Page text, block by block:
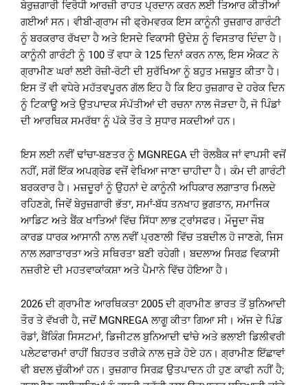
ਬੇਰੁਜ਼ਗਾਰੀ ਵਿਰੋਧੀ ਆਰਜ਼ੀ ਰਾਹਤ ਪ੍ਰਦਾਨ ਕਰਨ ਲਈ ਤਿਆਰ ਕੀਤੀਆਂ
ਗਈਆਂ ਸਨ। ਵੀਬੀ-ਗ੍ਰਾਮ ਜੀ ਫ੍ਰੇਮਵਰਕ ਇਸ ਕਾਨੂੰਨੀ ਰੁਜ਼ਗਾਰ ਗਾਰੰਟੀ
ਨੂੰ ਬਰਕਰਾਰ ਰੱਖਦਾ ਹੈ ਅਤੇ ਇਸਦੇ ਵਿਕਾਸੀ ਉਦੇਸ਼ ਨੂੰ ਵਿਸਤਾਰ ਦਿੰਦਾ ਹੈ।
ਕਾਨੂੰਨੀ ਗਾਰੰਟੀ ਨੂੰ 100 ਤੋਂ ਵਧਾ ਕੇ 125 ਦਿਨਾਂ ਕਰਨ ਨਾਲ, ਇਸ ਐਕਟ ਨੇ
ਗ੍ਰਾਮੀਣ ਘਰਾਂ ਲਈ ਰੋਜ਼ੀ-ਰੋਟੀ ਦੀ ਸੁਰੱਖਿਆ ਨੂੰ ਬਹੁਤ ਮਜ਼ਬੂਤ ਕੀਤਾ ਹੈ।
ਇਸ ਤੋਂ ਵੀ ਵਧੇਰੇ ਮਹੱਤਵਪੂਰਨ ਗੱਲ ਇਹ ਹੈ ਕਿ ਇਹ ਰੁਜ਼ਗਾਰ ਦੇ ਹਰੇਕ ਦਿਨ
ਨੂੰ ਟਿਕਾਊ ਅਤੇ ਉਤਪਾਦਕ ਸੰਪੱਤੀਆਂ ਦੀ ਰਚਨਾ ਨਾਲ ਜੋੜਦਾ ਹੈ, ਜੋ ਪਿੰਡਾਂ
ਦੀ ਆਰਥਿਕ ਸਮਰੱਥਾ ਨੂੰ ਪੱਕੇ ਤੌਰ ਤੇ ਸੁਧਾਰ ਸਕਦੀਆਂ ਹਨ।
ਇਸ ਲਈ ਨਵੀਂ ਢਾਂਚਾ-ਬਣਤਰ ਨੂੰ MGNREGA ਦੀ ਰੋਲਬੈਕ ਜਾਂ ਵਾਪਸੀ ਵਜੋਂ
ਨਹੀਂ, ਸਗੋਂ ਇੱਕ ਅਪਗ੍ਰੇਡ ਵਜੋਂ ਵੇਖਿਆ ਜਾਣਾ ਚਾਹੀਦਾ ਹੈ। ਕੰਮ ਦੀ ਗਾਰੰਟੀ
ਬਰਕਰਾਰ ਹੈ। ਮਜ਼ਦੂਰਾਂ ਨੂੰ ਉਹਨਾਂ ਦੇ ਕਾਨੂੰਨੀ ਅਧਿਕਾਰ ਲਗਾਤਾਰ ਮਿਲਦੇ
ਰਹਿਣਗੇ, ਜਿਵੇਂ ਬੇਰੁਜ਼ਗਾਰੀ ਭੱਤਾ, ਸਮਾਂ-ਬੱਧ ਤਨਖਾਹ ਭੁਗਤਾਨ, ਸਮਾਜਿਕ
ਆਡਿਟ ਅਤੇ ਬੈਂਕ ਖਾਤਿਆਂ ਵਿੱਚ ਸਿੱਧਾ ਲਾਭ ਟ੍ਰਾਂਸਫਰ। ਮੌਜੂਦਾ ਜੌਬ
ਕਾਰਡ ਧਾਰਕ ਆਸਾਨੀ ਨਾਲ ਨਵੀਂ ਪ੍ਰਣਾਲੀ ਵਿੱਚ ਤਬਦੀਲ ਹੋ ਜਾਣਗੇ, ਜਿਸ
ਨਾਲ ਲਗਾਤਾਰਤਾ ਅਤੇ ਸਥਿਰਤਾ ਬਣੀ ਰਹੇਗੀ। ਬਦਲਾਅ ਸਿਰਫ਼ ਵਿਕਾਸੀ
ਨਜ਼ਰੀਏ ਦੀ ਮਹਤਵਾਕਾਂਕਸ਼ਾ ਅਤੇ ਪੈਮਾਨੇ ਵਿੱਚ ਹੋਇਆ ਹੈ।
2026 ਦੀ ਗ੍ਰਾਮੀਣ ਆਰਥਿਕਤਾ 2005 ਦੀ ਗ੍ਰਾਮੀਣ ਭਾਰਤ ਤੋਂ ਬੁਨਿਆਦੀ
ਤੌਰ ਤੇ ਵੱਖਰੀ ਹੈ, ਜਦੋਂ MGNREGA ਲਾਗੂ ਕੀਤਾ ਗਿਆ ਸੀ। ਅੱਜ ਦੇ ਪਿੰਡ
ਰੋਡਾਂ, ਬੈਂਕਿੰਗ ਸਿਸਟਮਾਂ, ਡਿਜੀਟਲ ਬੁਨਿਆਦੀ ਢਾਂਚੇ ਅਤੇ ਭਲਾਈ ਡਿਲੀਵਰੀ
ਪਲੇਟਫਾਰਮਾਂ ਰਾਹੀਂ ਬਿਹਤਰ ਤਰੀਕੇ ਨਾਲ ਜੁੜੇ ਹੋਏ ਹਨ। ਗ੍ਰਾਮੀਣ ਇੱਛਾਵਾਂ
ਵੀ ਬਦਲ ਚੁੱਕੀਆਂ ਹਨ। ਰੁਜ਼ਗਾਰ ਸਿਰਫ਼ ਉਤਪਾਦਨ ਹੀ ਹੁਣ ਕਾਫੀ ਨਹੀਂ ਹੈ;